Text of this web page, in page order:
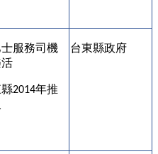
服務司機
2014年推
台東縣政府